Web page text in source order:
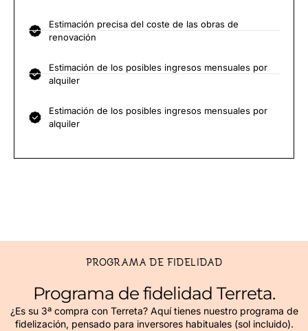
Estimación precisa del coste de las obras de
renovación
Estimación de los posibles ingresos mensuales por
alquiler
Estimación de los posibles ingresos mensuales por
alquiler
PROGRAMA DE FIDELIDAD
Programa de fidelidad Terreta.
¿Es su 3ª compra con Terreta? Aquí tienes nuestro programa de
fidelización, pensado para inversores habituales (sol incluido).